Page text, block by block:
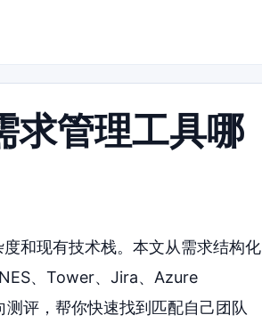
求管理工具哪
和现有技术栈。本文从需求结构化
、Tower、Jira、Azure
评，帮你快速找到匹配自己团队